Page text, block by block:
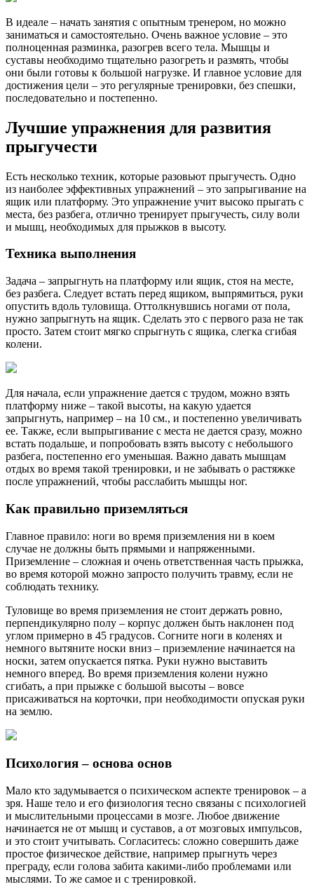
В идеале – начать занятия с опытным тренером, но можно
заниматься и самостоятельно. Очень важное условие – это
полноценная разминка, разогрев всего тела. Мышцы и
суставы необходимо тщательно разогреть и размять, чтобы
они были готовы к большой нагрузке. И главное условие для
достижения цели – это регулярные тренировки, без спешки,
последовательно и постепенно.
Лучшие упражнения для развития
прыгучести
Есть несколько техник, которые разовьют прыгучесть. Одно
из наиболее эффективных упражнений – это запрыгивание на
ящик или платформу. Это упражнение учит высоко прыгать с
места, без разбега, отлично тренирует прыгучесть, силу воли
и мышц, необходимых для прыжков в высоту.
Техника выполнения
Задача – запрыгнуть на платформу или ящик, стоя на месте,
без разбега. Следует встать перед ящиком, выпрямиться, руки
опустить вдоль туловища. Оттолкнувшись ногами от пола,
нужно запрыгнуть на ящик. Сделать это с первого раза не так
просто. Затем стоит мягко спрыгнуть с ящика, слегка сгибая
колени.
Для начала, если упражнение дается с трудом, можно взять
платформу ниже – такой высоты, на какую удается
запрыгнуть, например – на 10 см., и постепенно увеличивать
ее. Также, если выпрыгивание с места не дается сразу, можно
встать подальше, и попробовать взять высоту с небольшого
разбега, постепенно его уменьшая. Важно давать мышцам
отдых во время такой тренировки, и не забывать о растяжке
после упражнений, чтобы расслабить мышцы ног.
Как правильно приземляться
Главное правило: ноги во время приземления ни в коем
случае не должны быть прямыми и напряженными.
Приземление – сложная и очень ответственная часть прыжка,
во время которой можно запросто получить травму, если не
соблюдать технику.
Туловище во время приземления не стоит держать ровно,
перпендикулярно полу – корпус должен быть наклонен под
углом примерно в 45 градусов. Согните ноги в коленях и
немного вытяните носки вниз – приземление начинается на
носки, затем опускается пятка. Руки нужно выставить
немного вперед. Во время приземления колени нужно
сгибать, а при прыжке с большой высоты – вовсе
присаживаться на корточки, при необходимости опуская руки
на землю.
Психология – основа основ
Мало кто задумывается о психическом аспекте тренировок – а
зря. Наше тело и его физиология тесно связаны с психологией
и мыслительными процессами в мозге. Любое движение
начинается не от мышц и суставов, а от мозговых импульсов,
и это стоит учитывать. Согласитесь: сложно совершить даже
простое физическое действие, например прыгнуть через
преграду, если голова забита какими-либо проблемами или
мыслями. То же самое и с тренировкой.